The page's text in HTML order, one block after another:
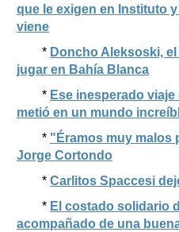
que le exigen en Instituto
viene
* Doncho Aleksoski,
jugar en Bahía Blanca
* Ese inesperado
metió en un mundo
* "Éramos muy malos
Jorge Cortondo
* Carlitos Spaccesi
* El costado solidario
acompañado de una